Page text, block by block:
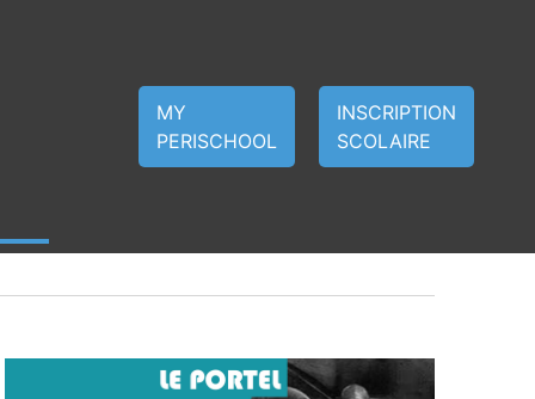
MY
PERISCHOOL
INSCRIPTION
SCOLAIRE
par
de
vues